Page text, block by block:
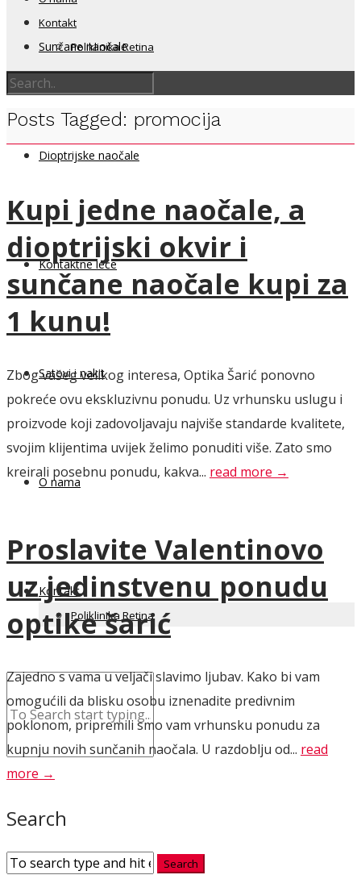
Sunčane naočale
Dioptrijske naočale
Kontaktne leće
Satovi i nakit
O nama
Kontakt
Poliklinika Retina
Kontakt
Poliklinika Retina
Posts Tagged: promocija
Kupi jedne naočale, a
dioptrijski okvir i
sunčane naočale kupi za
1 kunu!
Zbog vašeg velikog interesa, Optika Šarić ponovno
pokreće ovu ekskluzivnu ponudu. Uz vrhunsku uslugu i
proizvode koji zadovoljavaju najviše standarde kvalitete,
svojim klijentima uvijek želimo ponuditi više. Zato smo
kreirali posebnu ponudu, kakva... read more →
Proslavite Valentinovo
uz jedinstvenu ponudu
optike šarić
Zajedno s vama u veljači slavimo ljubav. Kako bi vam
omogućili da blisku osobu iznenadite predivnim
poklonom, pripremili smo vam vrhunsku ponudu za
kupnju novih sunčanih naočala. U razdoblju od... read
more →
Search